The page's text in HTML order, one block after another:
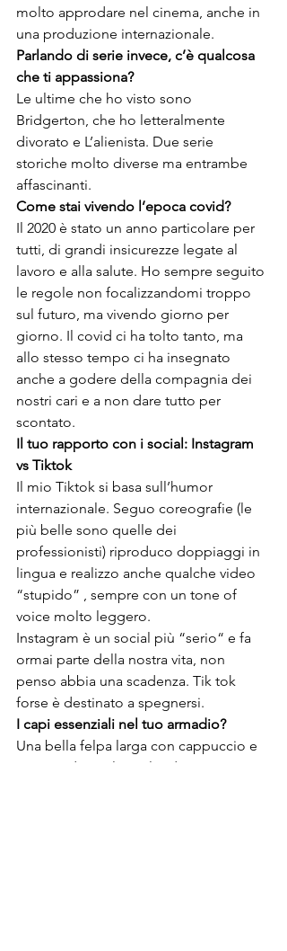
molto approdare nel cinema, anche in
una produzione internazionale.
Parlando di serie invece, c’è qualcosa
che ti appassiona?
Le ultime che ho visto sono
Bridgerton, che ho letteralmente
divorato e L’alienista. Due serie
storiche molto diverse ma entrambe
affascinanti.
Come stai vivendo l’epoca covid?
Il 2020 è stato un anno particolare per
tutti, di grandi insicurezze legate al
lavoro e alla salute. Ho sempre seguito
le regole non focalizzandomi troppo
sul futuro, ma vivendo giorno per
giorno. Il covid ci ha tolto tanto, ma
allo stesso tempo ci ha insegnato
anche a godere della compagnia dei
nostri cari e a non dare tutto per
scontato.
Il tuo rapporto con i social: Instagram
vs Tiktok
Il mio Tiktok si basa sull’humor
internazionale. Seguo coreografie (le
più belle sono quelle dei
professionisti) riproduco doppiaggi in
lingua e realizzo anche qualche video
“stupido” , sempre con un tone of
voice molto leggero.
Instagram è un social più “serio“ e fa
ormai parte della nostra vita, non
penso abbia una scadenza. Tik tok
forse è destinato a spegnersi.
I capi essenziali nel tuo armadio?
Una bella felpa larga con cappuccio e
un paio di stivaletti Blundstone,